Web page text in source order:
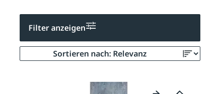
Filter anzeigen